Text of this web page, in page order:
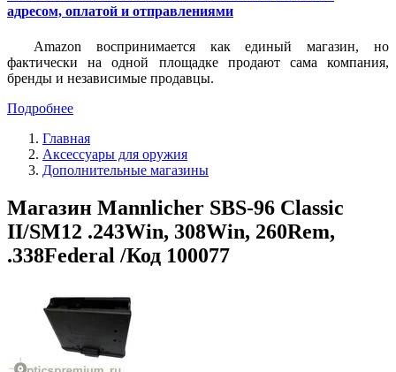
адресом, оплатой и отправлениями
Amazon воспринимается как единый магазин, но
фактически на одной площадке продают сама компания,
бренды и независимые продавцы.
Подробнее
Главная
Аксессуары для оружия
Дополнительные магазины
Магазин Mannlicher SBS-96 Classic
II/SM12 .243Win, 308Win, 260Rem,
.338Federal /Код 100077